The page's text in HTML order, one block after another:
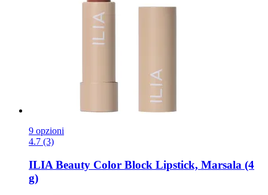
9 opzioni
4.7 (3)
ILIA Beauty Color Block Lipstick, Marsala (4
g)